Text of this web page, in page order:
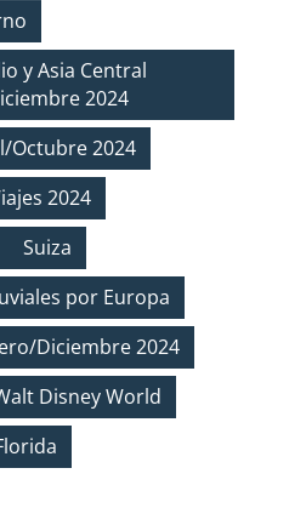
y Asia Central
2024
Octubre 2024
2024
Suiza
por Europa
Diciembre 2024
Disney World